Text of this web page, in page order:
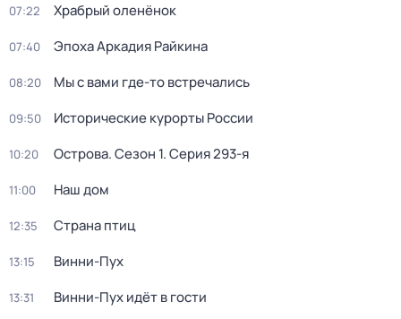
07:22 Храбрый оленёнок
07:40 Эпоха Аркадия Райкина
08:20 Мы с вами где-то встречались
09:50 Исторические курорты России
10:20 Острова. Сезон 1. Серия 293-я
11:00 Наш дом
12:35 Страна птиц
13:15 Винни-Пух
13:31 Винни-Пух идёт в гости